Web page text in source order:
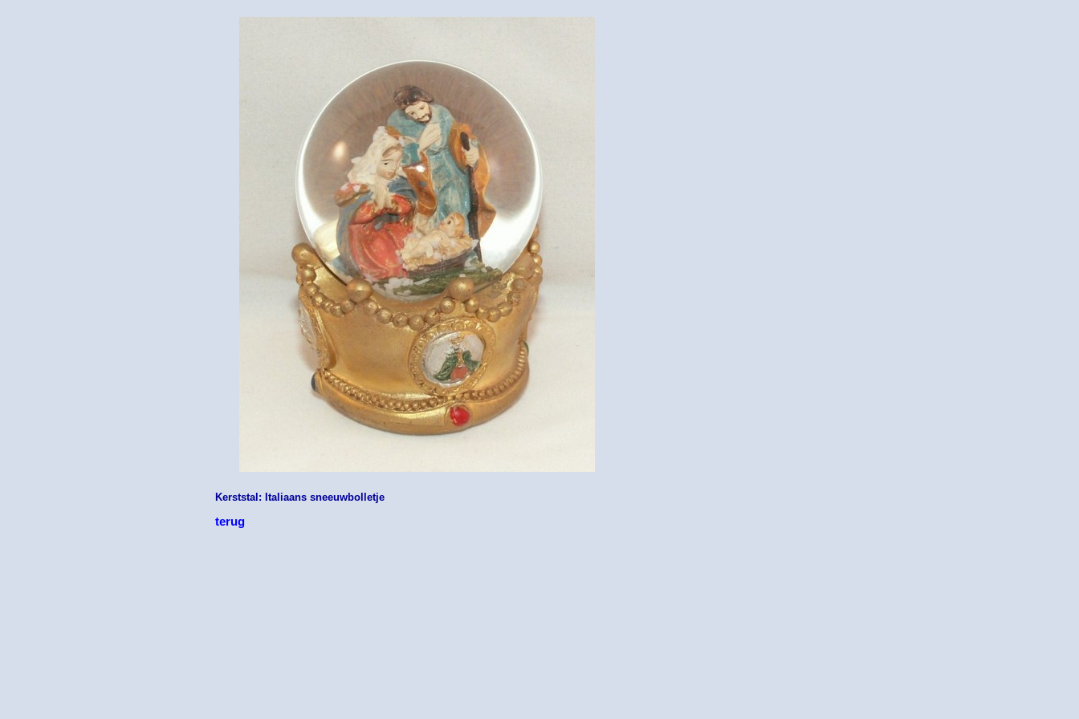
Kerststal: Italiaans sneeuwbolletje
terug